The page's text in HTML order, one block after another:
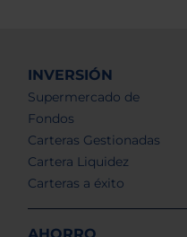
INVERSIÓN
Supermercado de
Fondos
Carteras Gestionadas
Cartera Liquidez
Carteras a éxito